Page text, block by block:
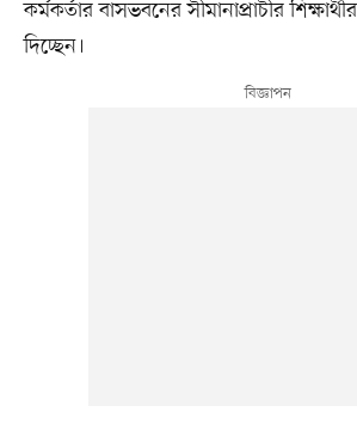
কর্মকর্তার বাসভবনের সীমানাপ্রাচীর
দিচ্ছেন।